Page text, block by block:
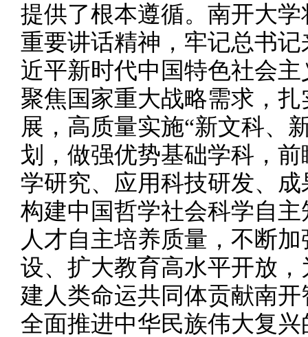
提供了根本遵循。南开大
重要讲话精神，牢记总书
近平新时代中国特色社会
聚焦国家重大战略需求，
展，高质量实施“新文科、
划，做强优势基础学科，
学研究、应用科技研发、
构建中国哲学社会科学自
人才自主培养质量，不断
设、扩大教育高水平开放
建人类命运共同体贡献南
全面推进中华民族伟大复